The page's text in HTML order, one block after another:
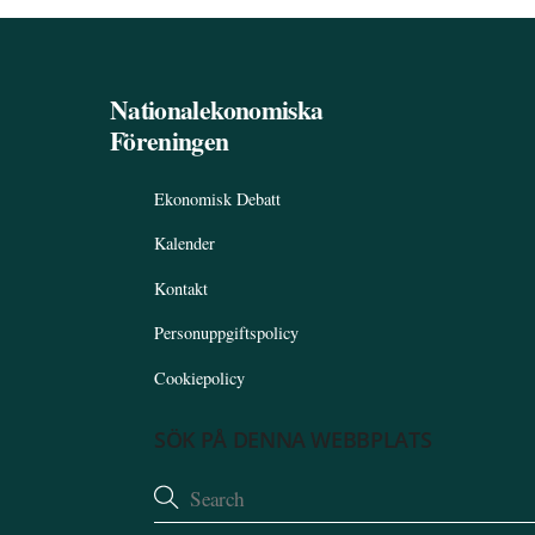
Nationalekonomiska
Föreningen
Ekonomisk Debatt
Kalender
Kontakt
Personuppgiftspolicy
Cookiepolicy
SÖK PÅ DENNA WEBBPLATS